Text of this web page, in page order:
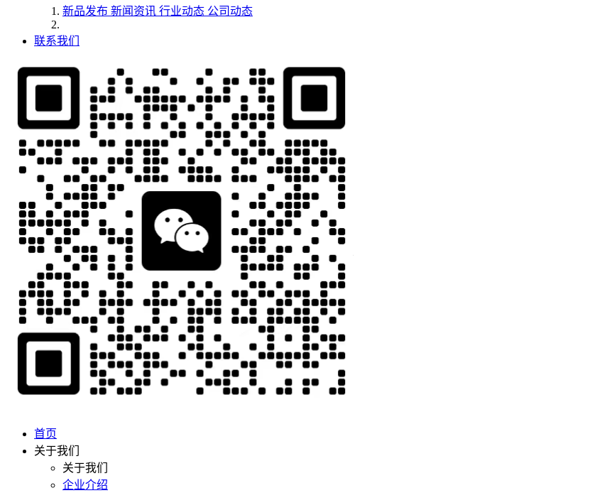
新品发布 新闻资讯 行业动态 公司动态
联系我们
首页
关于我们
关于我们
企业介绍